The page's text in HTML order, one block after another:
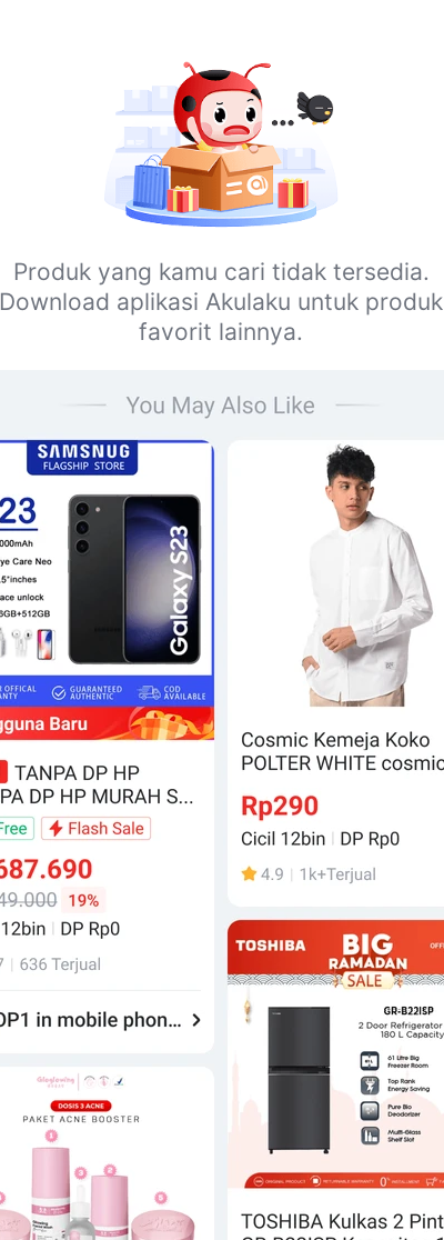
Produk yang kamu cari tidak tersedia.
Download aplikasi Akulaku untuk produk
favorit lainnya.